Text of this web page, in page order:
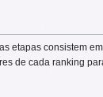
consistem
de cada ranking